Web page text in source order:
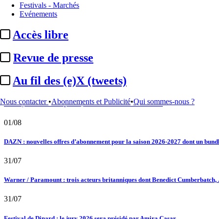
Festivals - Marchés
Evénements
Accès libre
Revue de presse
Au fil des (e)X (tweets)
Nous contacter •Abonnements et Publicité•Qui sommes-nous ?
02/08
Satellifacts : pause d'été
02/08
"L'Odyssée" : à Montpellier, le seul cinéma de France à ...
01/08
DAZN : nouvelles offres d’abonnement pour la saison 2026-2027 dont un
31/07
Warner / Paramount : trois acteurs britanniques dont Benedict Cumberbatch,
31/07